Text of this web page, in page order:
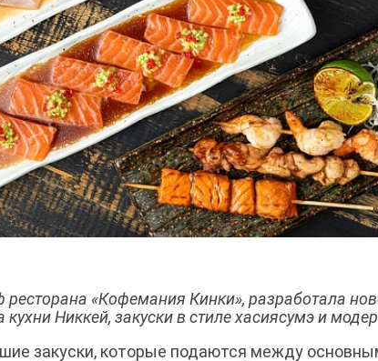
«Кофемания Кинки», разработала
Никкей, закуски в стиле хасиясумэ и
закуски, которые подаются между